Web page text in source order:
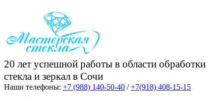
20 лет успешной работы в области обработки
стекла и зеркал в Сочи
Наши телефоны: +7 (988) 140-50-40 /+7(918) 408-15-15